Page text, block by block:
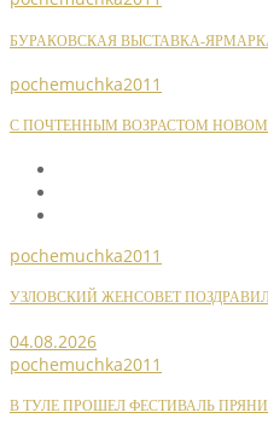
БУРАКОВСКАЯ ВЫСТАВКА-
pochemuchka2011
С ПОЧТЕННЫМ ВОЗРАСТОМ
pochemuchka2011
УЗЛОВСКИЙ ЖЕНСОВЕТ
04.08.2026
pochemuchka2011
В ТУЛЕ ПРОШЕЛ ФЕСТИВАЛЬ